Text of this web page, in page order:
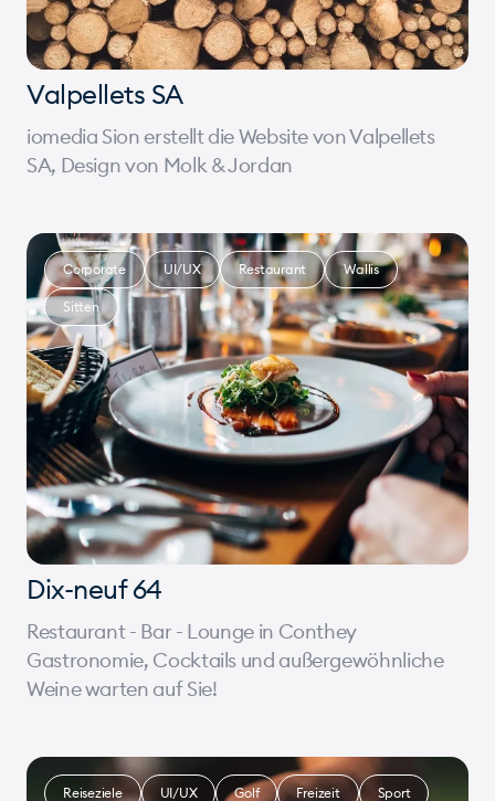
Valpellets SA
iomedia Sion erstellt die Website von Valpellets
SA, Design von Molk & Jordan
Dix-neuf 64
Restaurant - Bar - Lounge in Conthey
Gastronomie, Cocktails und außergewöhnliche
Weine warten auf Sie!
Corporate UI/UX Restaurant Wallis
Sitten
Reiseziele UI/UX Golf Freizeit Sport